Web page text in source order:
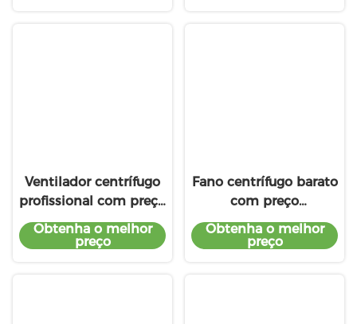
Ventilador centrífugo
profissional com preço
baixo
Obtenha o melhor
preço
Fano centrífugo barato
com preço
preferencial
Obtenha o melhor
preço